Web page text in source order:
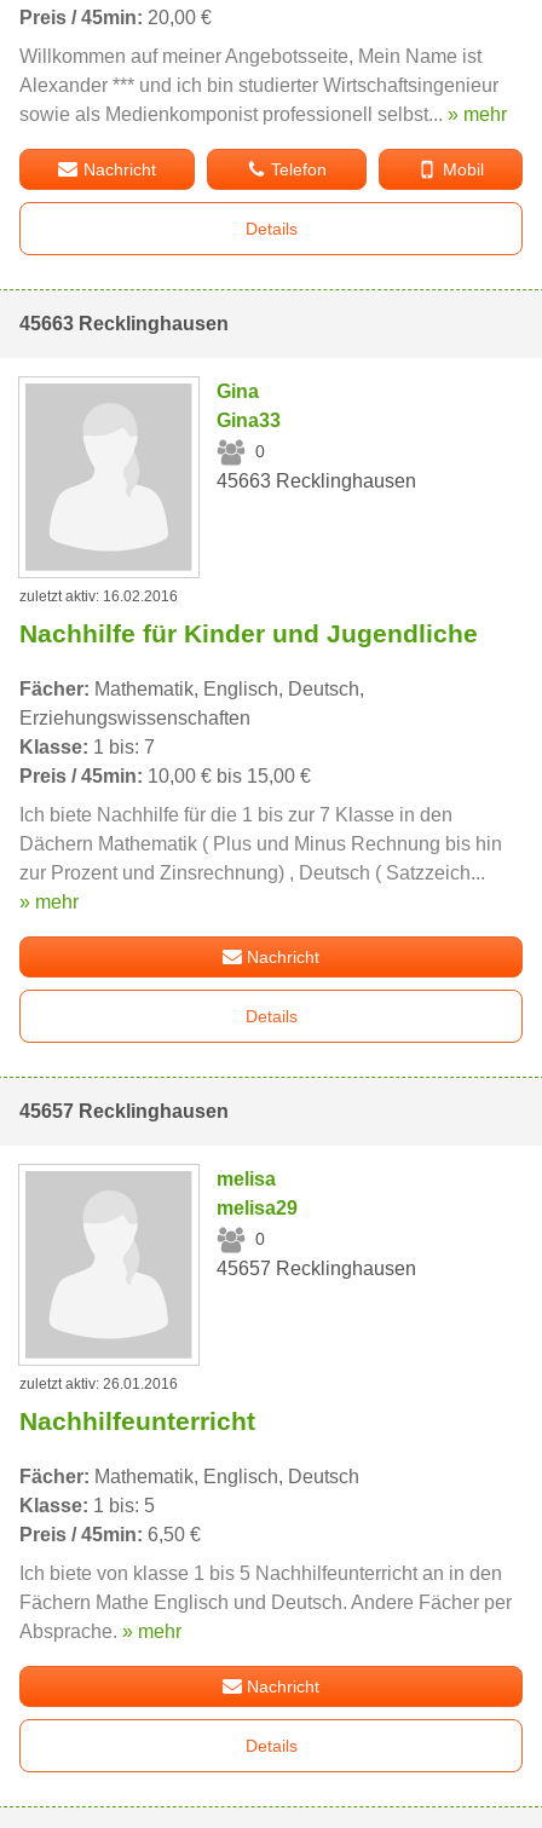
Preis / 45min: 20,00 €
Willkommen auf meiner Angebotsseite, Mein Name ist
Alexander *** und ich bin studierter Wirtschaftsingenieur
sowie als Medienkomponist professionell selbst... » mehr
Nachricht Telefon Mobil
Details
45663 Recklinghausen
Gina
Gina33
0
45663 Recklinghausen
zuletzt aktiv: 16.02.2016
Nachhilfe für Kinder und Jugendliche
Fächer: Mathematik, Englisch, Deutsch,
Erziehungswissenschaften
Klasse: 1 bis: 7
Preis / 45min: 10,00 € bis 15,00 €
Ich biete Nachhilfe für die 1 bis zur 7 Klasse in den
Dächern Mathematik ( Plus und Minus Rechnung bis hin
zur Prozent und Zinsrechnung) , Deutsch ( Satzzeich...
» mehr
Nachricht
Details
45657 Recklinghausen
melisa
melisa29
0
45657 Recklinghausen
zuletzt aktiv: 26.01.2016
Nachhilfeunterricht
Fächer: Mathematik, Englisch, Deutsch
Klasse: 1 bis: 5
Preis / 45min: 6,50 €
Ich biete von klasse 1 bis 5 Nachhilfeunterricht an in den
Fächern Mathe Englisch und Deutsch. Andere Fächer per
Absprache. » mehr
Nachricht
Details